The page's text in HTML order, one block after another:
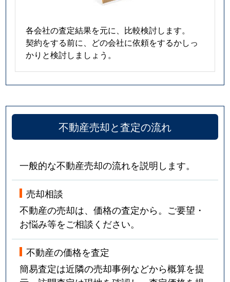
各会社の査定結果を元に、比較検討します。
契約をする前に、どの会社に依頼をするかしっ
かりと検討しましょう。
不動産売却と査定の流れ
一般的な不動産売却の流れを説明します。
売却相談
不動産の売却は、価格の査定から。ご要望・
お悩み等をご相談ください。
不動産の価格を査定
簡易査定は近隣の売却事例などから概算を提